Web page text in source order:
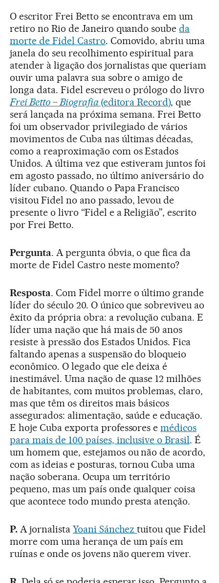
O escritor Frei Betto se encontrava em um
retiro no Rio de Janeiro quando soubeda
morte de Fidel Castro. Comovido, abriu uma
janela do seu recolhimento espiritual para
atender à ligação dos jornalistas que queriam
ouvir uma palavra sua sobre o amigo de
longa data. Fidel escreveu o prólogo do livro
Frei Betto – Biografia (editora Record), que
será lançada na próxima semana. Frei Betto
foi um observador privilegiado de vários
movimentos de Cuba nas últimas décadas,
como a reaproximação com os Estados
Unidos. A última vez que estiveram juntos foi
em agosto passado, no último aniversário do
líder cubano. Quando o Papa Francisco
visitou Fidel no ano passado, levou de
presente o livro “Fidel e a Religião”, escrito
por Frei Betto.
Pergunta. A pergunta óbvia, o que fica da
morte de Fidel Castro neste momento?
Resposta. Com Fidel morre o último grande
líder do século 20. O único que sobreviveu ao
êxito da própria obra: a revolução cubana. E
líder uma nação que há mais de 50 anos
resiste à pressão dos Estados Unidos. Fica
faltando apenas a suspensão do bloqueio
econômico. O legado que ele deixa é
inestimável. Uma nação de quase 12 milhões
de habitantes, com muitos problemas, claro,
mas que têm os direitos mais básicos
assegurados: alimentação, saúde e educação.
E hoje Cuba exporta professores emédicos
para mais de 100 países, inclusive o Brasil. É
um homem que, estejamos ou não de acordo,
com as ideias e posturas, tornou Cuba uma
nação soberana. Ocupa um território
pequeno, mas um país onde qualquer coisa
que acontece todo mundo presta atenção.
P.A jornalista Yoani Sáncheztuitou que Fidel
morre com uma herança de um país em
ruínas e onde os jovens não querem viver.